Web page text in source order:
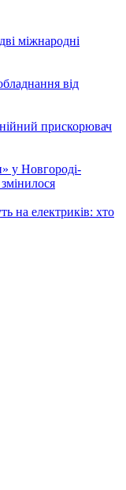
міжнародні
від
прискорювач
у Новгороді-
на електриків: хто